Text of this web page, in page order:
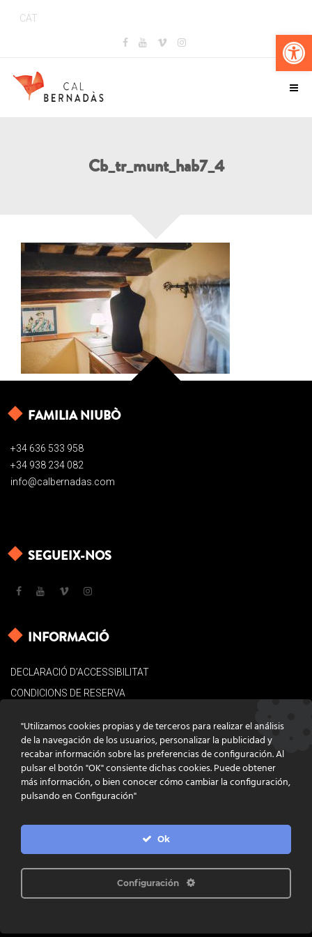
CAT
Cb_tr_munt_hab7_4
FAMILIA NIUBÒ
+34 636 533 958
+34 938 234 082
info@calbernadas.com
SEGUEIX-NOS
INFORMACIÓ
DECLARACIÓ D’ACCESSIBILITAT
CONDICIONS DE RESERVA
POLÍTICA DE COOKIES
CONTACTE
PROGRAMACIÓ INFOACTIVA'T
"Utilizamos cookies propias y de terceros para realizar el análisis
de la navegación de los usuarios, personalizar la publicidad y
recabar información sobre las preferencias de configuración. Al
pulsar el botón "OK" consiente dichas cookies. Puede obtener
más información, o bien conocer cómo cambiar la configuración,
pulsando en Configuración"
Ok
Configuración